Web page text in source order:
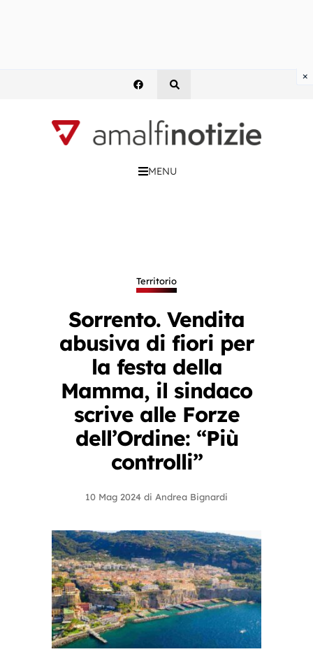
MENU
Territorio
Sorrento. Vendita
abusiva di fiori per
la festa della
Mamma, il sindaco
scrive alle Forze
dell’Ordine: “Più
controlli”
10 Mag 2024 di Andrea Bignardi
×